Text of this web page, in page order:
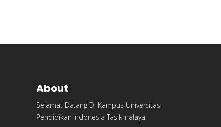
About
Selamat Datang Di Kampus Universitas
Pendidikan Indonesia Tasikmalaya.